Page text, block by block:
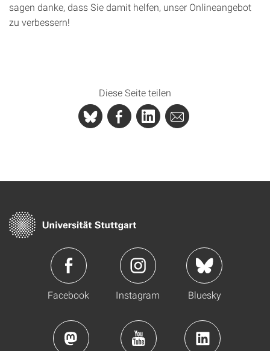
sagen danke, dass Sie damit helfen, unser Onlineangebot
zu verbessern!
Diese Seite teilen
Facebook Instagram Bluesky